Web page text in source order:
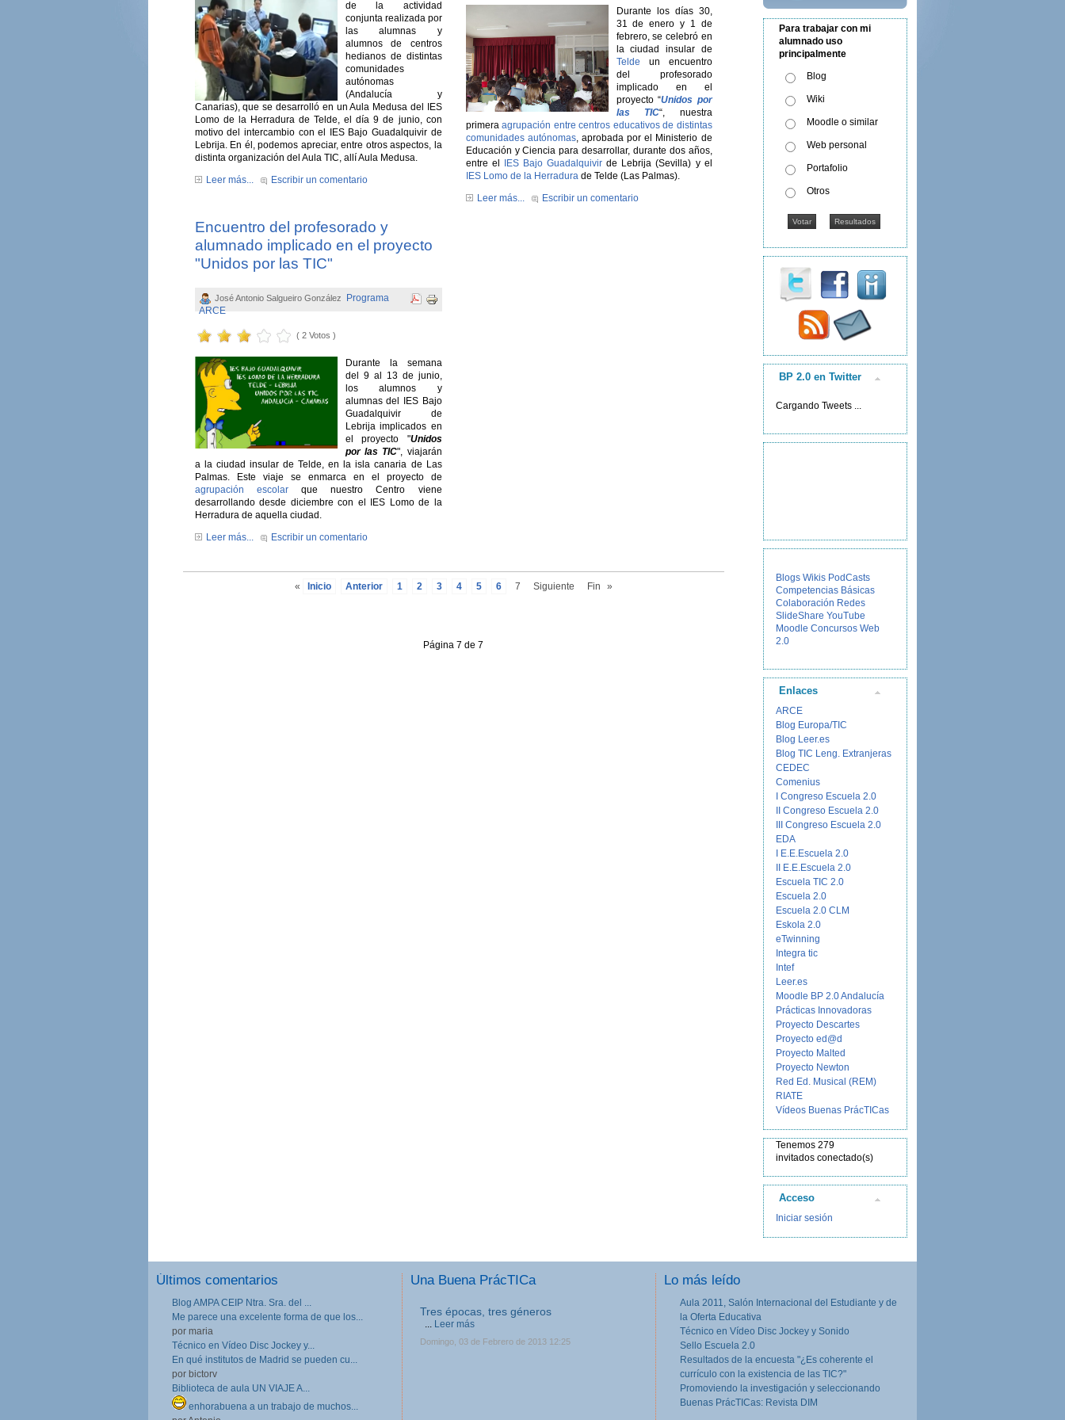
de la actividad
conjunta realizada por
las alumnas y
alumnos de centros
hedianos de distintas
comunidades
autónomas
(Andalucía y
Canarias), que se desarrolló en un Aula Medusa del IES
Lomo de la Herradura de Telde, el día 9 de junio, con
motivo del intercambio con el IES Bajo Guadalquivir de
Lebrija. En él, podemos apreciar, entre otros aspectos, la
distinta organización del Aula TIC, allí Aula Medusa.
Leer más...
Escribir un comentario
Encuentro del profesorado y
alumnado implicado en el proyecto
"Unidos por las TIC"
José Antonio Salgueiro González
Programa
ARCE
( 2 Votos )
Durante la semana
del 9 al 13 de junio,
los alumnos y
alumnas del IES Bajo
Guadalquivir de
Lebrija implicados en
el proyecto "Unidos
por las TIC", viajarán
a la ciudad insular de Telde, en la isla canaria de Las
Palmas. Este viaje se enmarca en el proyecto de
agrupación escolarque nuestro Centro viene
desarrollando desde diciembre con el IES Lomo de la
Herradura de aquella ciudad.
Leer más...
Escribir un comentario
Durante los días 30,
31 de enero y 1 de
febrero, se celebró en
la ciudad insular de
Telde un encuentro
del profesorado
implicado en el
proyecto “Unidos por
las TIC“, nuestra
primeraagrupación entre centros educativos de distintas
comunidades autónomas, aprobada por el Ministerio de
Educación y Ciencia para desarrollar, durante dos años,
entre el
IES Bajo Guadalquivir de Lebrija (Sevilla) y el
IES Lomo de la Herradurade Telde (Las Palmas).
Leer más...
Escribir un comentario
« Inicio Anterior 1 2 3 4 5 6 7 Siguiente Fin »
Página 7 de 7
Para trabajar con mi
alumnado uso
principalmente
Blog
Wiki
Moodle o similar
Web personal
Portafolio
Otros
BP 2.0 en Twitter
Cargando Tweets ...
Blogs Wikis PodCasts
Competencias Básicas
Colaboración Redes
SlideShare YouTube
Moodle Concursos Web
2.0
Enlaces
ARCE
Blog Europa/TIC
Blog Leer.es
Blog TIC Leng. Extranjeras
CEDEC
Comenius
I Congreso Escuela 2.0
II Congreso Escuela 2.0
III Congreso Escuela 2.0
EDA
I E.E.Escuela 2.0
II E.E.Escuela 2.0
Escuela TIC 2.0
Escuela 2.0
Escuela 2.0 CLM
Eskola 2.0
eTwinning
Integra tic
Intef
Leer.es
Moodle BP 2.0 Andalucía
Prácticas Innovadoras
Proyecto Descartes
Proyecto ed@d
Proyecto Malted
Proyecto Newton
Red Ed. Musical (REM)
RIATE
Vídeos Buenas PrácTICas
Tenemos 279
invitados conectado(s)
Acceso
Iniciar sesión
Últimos comentarios
Blog AMPA CEIP Ntra. Sra. del ...
Me parece una excelente forma de que los...
por maria
Técnico en Vídeo Disc Jockey y...
En qué institutos de Madrid se pueden cu...
por bictorv
Biblioteca de aula UN VIAJE A...
enhorabuena a un trabajo de muchos...
Una Buena PrácTICa
Tres épocas, tres géneros
... Leer más
Domingo, 03 de Febrero de 2013 12:25
Lo más leído
Aula 2011, Salón Internacional del Estudiante y de
la Oferta Educativa
Técnico en Vídeo Disc Jockey y Sonido
Sello Escuela 2.0
Resultados de la encuesta "¿Es coherente el
currículo con la existencia de las TIC?"
Promoviendo la investigación y seleccionando
Buenas PrácTICas: Revista DIM